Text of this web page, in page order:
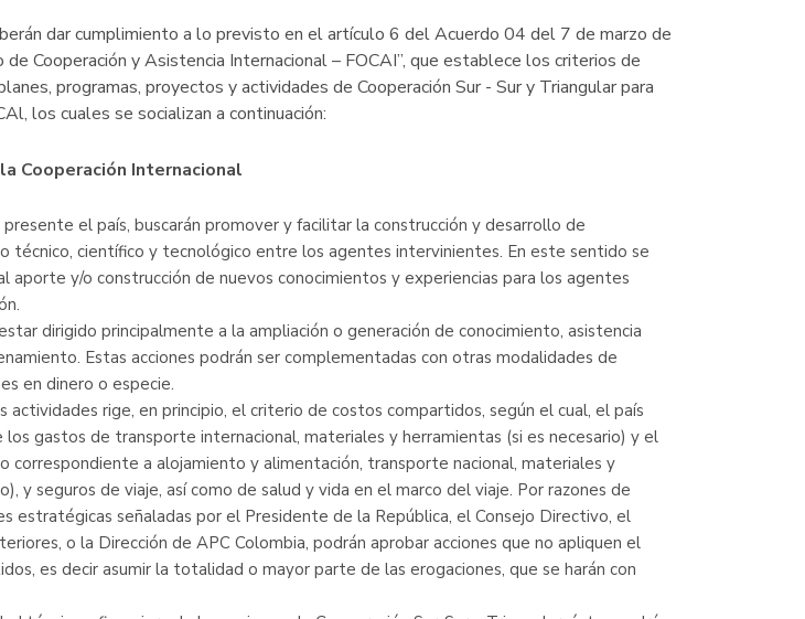
dar cumplimiento a lo previsto en el artículo 6 del Acuerdo 04 del 7 de marzo de
Cooperación y Asistencia Internacional – FOCAI”, que establece los criterios de
programas, proyectos y actividades de Cooperación Sur - Sur y Triangular para
los cuales se socializan a continuación:
Cooperación Internacional
el país, buscarán promover y facilitar la construcción y desarrollo de
técnico, científico y tecnológico entre los agentes intervinientes. En este sentido se
aporte y/o construcción de nuevos conocimientos y experiencias para los agentes
dirigido principalmente a la ampliación o generación de conocimiento, asistencia
Estas acciones podrán ser complementadas con otras modalidades de
en dinero o especie.
actividades rige, en principio, el criterio de costos compartidos, según el cual, el país
los gastos de transporte internacional, materiales y herramientas (si es necesario) y el
correspondiente a alojamiento y alimentación, transporte nacional, materiales y
y seguros de viaje, así como de salud y vida en el marco del viaje. Por razones de
estratégicas señaladas por el Presidente de la República, el Consejo Directivo, el
o la Dirección de APC Colombia, podrán aprobar acciones que no apliquen el
es decir asumir la totalidad o mayor parte de las erogaciones, que se harán con